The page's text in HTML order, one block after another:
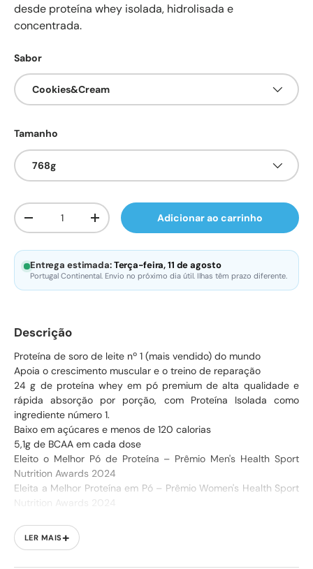
desde proteína whey isolada, hidrolisada e
concentrada.
Sabor
Cookies&Cream
Tamanho
768g
Qtd.
Diminuir quantidadeAumente a quantidadeAdicionar ao carrinho
Entrega estimada:Terça-feira, 11 de agosto
Portugal Continental. Envio no próximo dia útil. Ilhas têm prazo diferente.
Descrição
Proteína de soro de leite nº 1 (mais vendido) do mundo
Apoia o crescimento muscular e o treino de reparação
24 g de proteína whey em pó premium de alta qualidade e
rápida absorção por porção, com Proteína Isolada como
ingrediente número 1.
Baixo em açúcares e menos de 120 calorias
5,1g de BCAA em cada dose
Eleito o Melhor Pó de Proteína – Prêmio Men's Health Sport
Nutrition Awards 2024
Eleita a Melhor Proteína em Pó – Prêmio Women's Health Sport
Nutrition Awards 2024
O que é Whey?
A proteína whey é uma proteína de alta qualidade e rápida
LER MAIS+